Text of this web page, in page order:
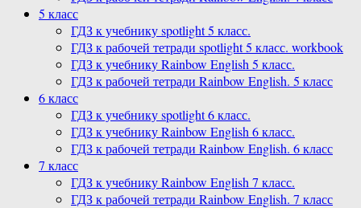
5 класс
ГДЗ к учебнику spotlight 5 класс.
ГДЗ к рабочей тетради spotlight 5 класс. workbook
ГДЗ к учебнику Rainbow English 5 класс.
ГДЗ к рабочей тетради Rainbow English. 5 класс
6 класс
ГДЗ к учебнику spotlight 6 класс.
ГДЗ к учебнику Rainbow English 6 класс.
ГДЗ к рабочей тетради Rainbow English. 6 класс
7 класс
ГДЗ к учебнику Rainbow English 7 класс.
ГДЗ к рабочей тетради Rainbow English. 7 класс